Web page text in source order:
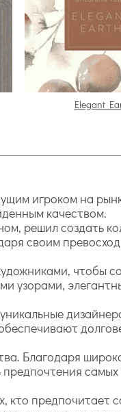
Elegant
игроком на
качеством.
решил создать
своим
чтобы
узорами,
Благодаря
кто предпочитает